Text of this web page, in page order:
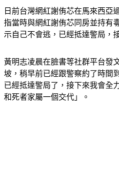
指當時與網紅謝侑芯同房並持有
示自己不會逃，已經抵達警局，
坡，稍早前已經跟警察約了時間
已經抵達警局了，接下來我會全
和死者家屬一個交代」。